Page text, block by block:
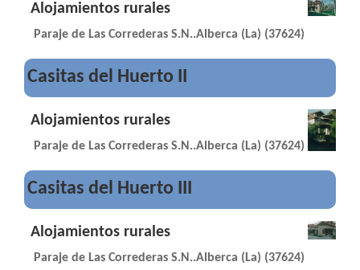
Alojamientos rurales
Paraje de Las Correderas S.N..Alberca (La) (37624)
Casitas del Huerto II
Alojamientos rurales
Paraje de Las Correderas S.N..Alberca (La) (37624)
Casitas del Huerto III
Alojamientos rurales
Paraje de Las Correderas S.N..Alberca (La) (37624)